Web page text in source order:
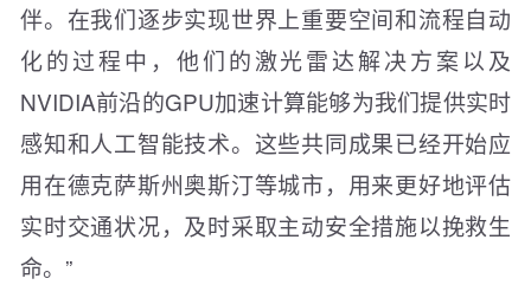
伴。在我们逐步实现世界上重要空间和流程自动
化的过程中，他们的激光雷达解决方案以及
NVIDIA前沿的GPU加速计算能够为我们提供实时
感知和人工智能技术。这些共同成果已经开始应
用在德克萨斯州奥斯汀等城市，用来更好地评估
实时交通状况，及时采取主动安全措施以挽救生
命。”